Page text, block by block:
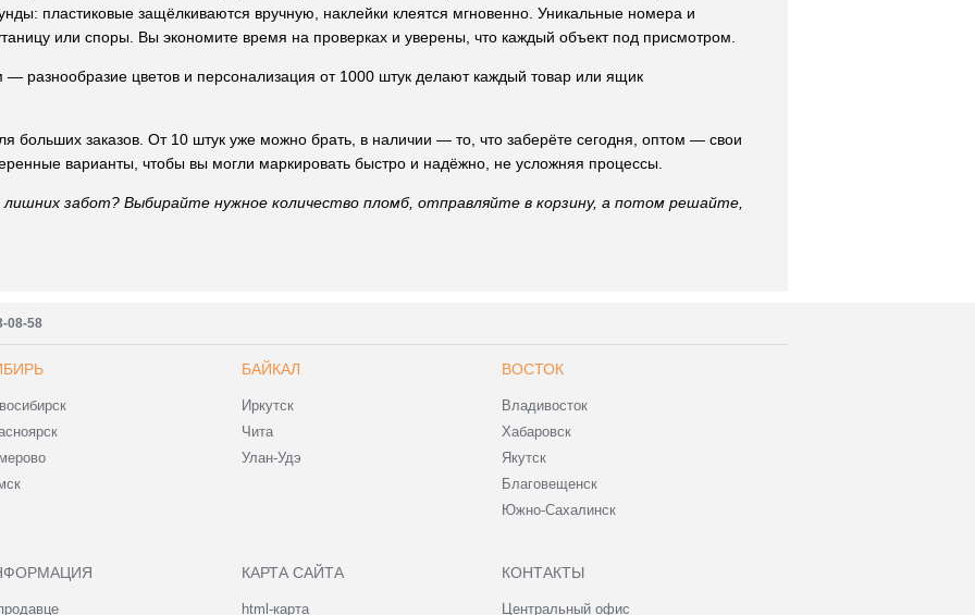
пластиковые защёлкиваются вручную, наклейки клеятся мгновенно. Уникальные номера и
или споры. Вы экономите время на проверках и уверены, что каждый объект под присмотром.
— разнообразие цветов и персонализация от 1000 штук делают каждый товар или ящик
больших заказов. От 10 штук уже можно брать, в наличии — то, что заберёте сегодня, оптом — свои
варианты, чтобы вы могли маркировать быстро и надёжно, не усложняя процессы.
лишних забот? Выбирайте нужное количество пломб, отправляйте в корзину, а потом решайте,
08-58
БАЙКАЛ
Иркутск
Чита
Улан-Удэ
ВОСТОК
Владивосток
Хабаровск
Якутск
Благовещенск
Южно-Сахалинск
КАРТА САЙТА
html-карта
КОНТАКТЫ
Центральный офис